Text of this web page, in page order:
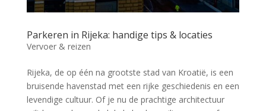
Parkeren in Rijeka: handige tips & locaties
Vervoer & reizen
Rijeka, de op één na grootste stad van Kroatië, is een
bruisende havenstad met een rijke geschiedenis en een
levendige cultuur. Of je nu de prachtige architectuur